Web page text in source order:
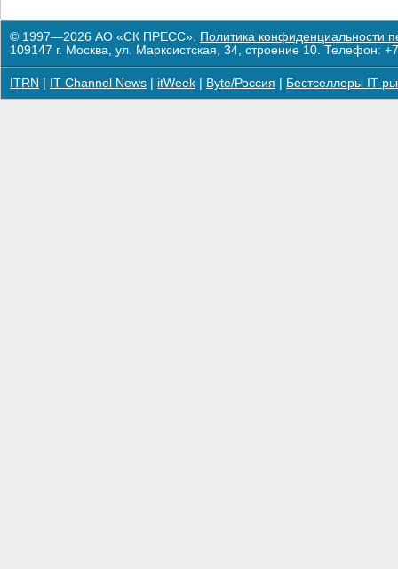
© 1997—2026 АО «СК ПРЕСС». Политика конфиденциальности
109147 г. Москва, ул. Марксистская, 34, строение 10. Телефон:
ITRN IT Channel News itWeek Byte/Россия Бестселлеры IT-